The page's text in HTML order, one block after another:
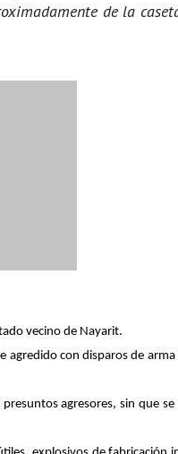
de la
vecino de Nayarit.
agredido con disparos de
agresores, sin que